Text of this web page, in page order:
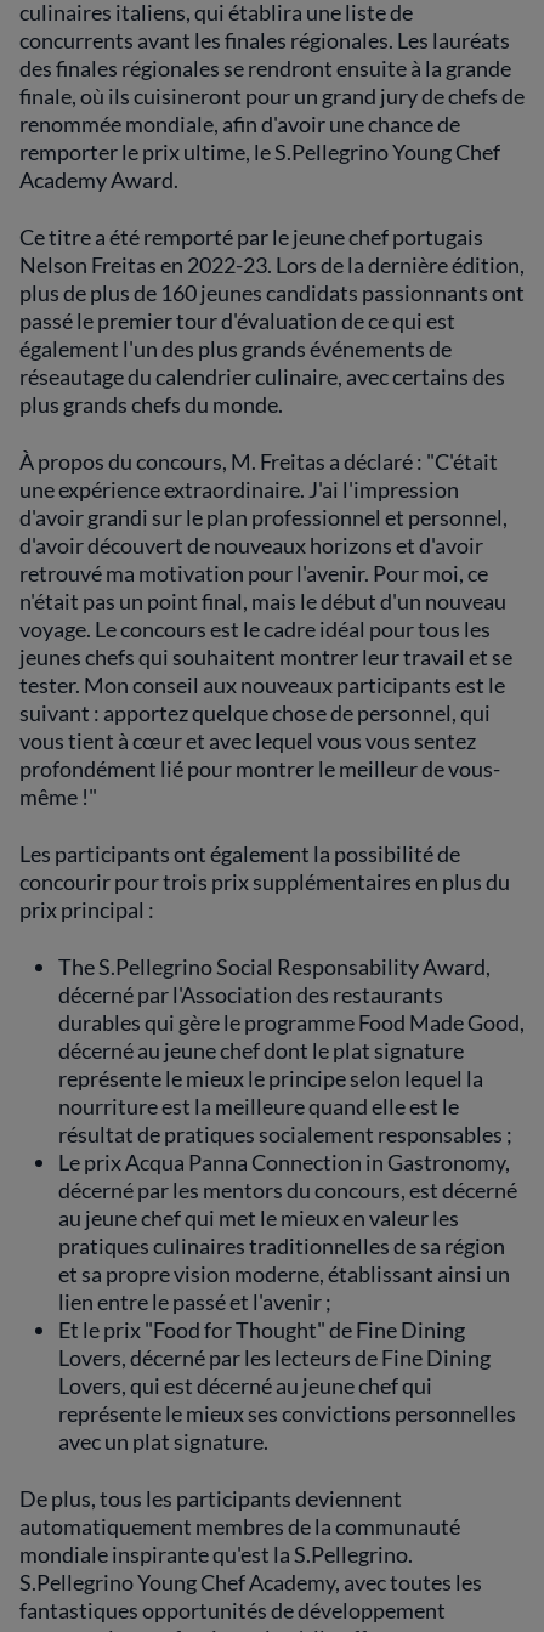
culinaires italiens, qui établira une liste de
concurrents avant les finales régionales. Les lauréats
des finales régionales se rendront ensuite à la grande
finale, où ils cuisineront pour un grand jury de chefs de
renommée mondiale, afin d'avoir une chance de
remporter le prix ultime, le S.Pellegrino Young Chef
Academy Award.
Ce titre a été remporté par le jeune chef portugais
Nelson Freitas en 2022-23. Lors de la dernière édition,
plus de plus de 160 jeunes candidats passionnants ont
passé le premier tour d'évaluation de ce qui est
également l'un des plus grands événements de
réseautage du calendrier culinaire, avec certains des
plus grands chefs du monde.
À propos du concours, M. Freitas a déclaré : "C'était
une expérience extraordinaire. J'ai l'impression
d'avoir grandi sur le plan professionnel et personnel,
d'avoir découvert de nouveaux horizons et d'avoir
retrouvé ma motivation pour l'avenir. Pour moi, ce
n'était pas un point final, mais le début d'un nouveau
voyage. Le concours est le cadre idéal pour tous les
jeunes chefs qui souhaitent montrer leur travail et se
tester. Mon conseil aux nouveaux participants est le
suivant : apportez quelque chose de personnel, qui
vous tient à cœur et avec lequel vous vous sentez
profondément lié pour montrer le meilleur de vous-
même !"
Les participants ont également la possibilité de
concourir pour trois prix supplémentaires en plus du
prix principal :
The S.Pellegrino Social Responsability Award,
décerné par l'Association des restaurants
durables qui gère le programme Food Made Good,
décerné au jeune chef dont le plat signature
représente le mieux le principe selon lequel la
nourriture est la meilleure quand elle est le
résultat de pratiques socialement responsables ;
Le prix Acqua Panna Connection in Gastronomy,
décerné par les mentors du concours, est décerné
au jeune chef qui met le mieux en valeur les
pratiques culinaires traditionnelles de sa région
et sa propre vision moderne, établissant ainsi un
lien entre le passé et l'avenir ;
Et le prix "Food for Thought" de Fine Dining
Lovers, décerné par les lecteurs de Fine Dining
Lovers, qui est décerné au jeune chef qui
représente le mieux ses convictions personnelles
avec un plat signature.
De plus, tous les participants deviennent
automatiquement membres de la communauté
mondiale inspirante qu'est la S.Pellegrino.
S.Pellegrino Young Chef Academy, avec toutes les
fantastiques opportunités de développement